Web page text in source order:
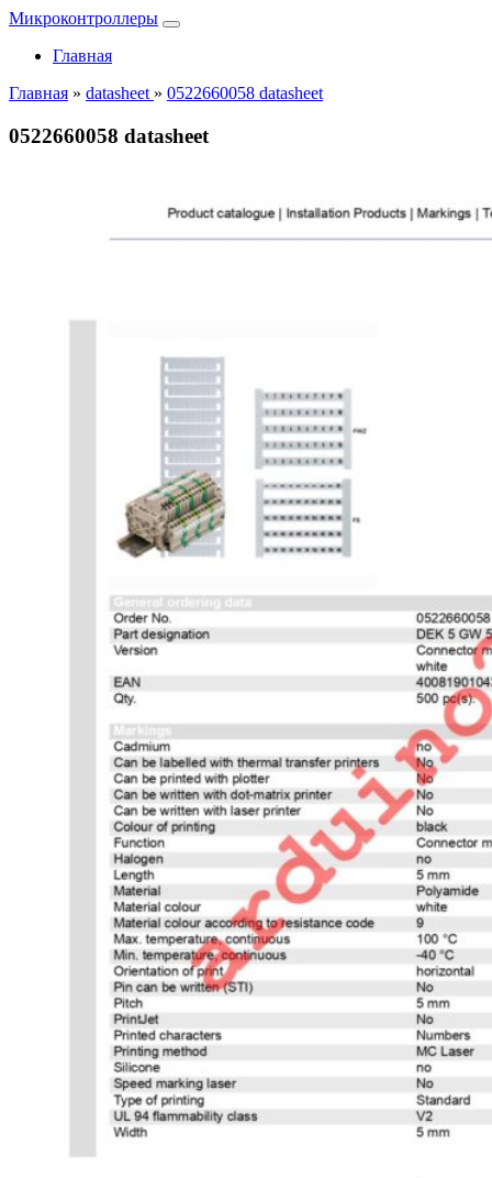
Микроконтроллеры
Главная
Главная » datasheet » 0522660058 datasheet
0522660058 datasheet